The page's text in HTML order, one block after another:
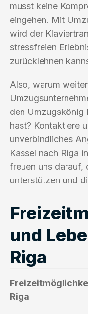
musst keine
eingehen. Mit
wird der
stressfreien
zurücklehnen
Also, warum
den Umzugskönig
hast? Kontaktiere
unverbindliches
Kassel nach Riga
freuen uns darauf,
unterstützen und
und
Riga
Riga